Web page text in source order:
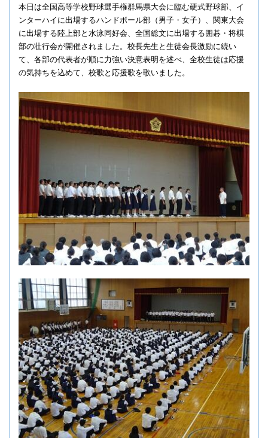
本日は全国高等学校野球選手権群馬県大会に臨む硬式野球部、イ
ンターハイに出場するハンドボール部（男子・女子）、関東大会
に出場する陸上部と水泳同好会、全国総文に出場する囲碁・将棋
部の壮行会が開催されました。校長先生と生徒会長激励に続い
て、各部の代表者が順に力強い決意表明を述べ、全校生徒は応援
の気持ちを込めて、校歌と応援歌を歌いました。